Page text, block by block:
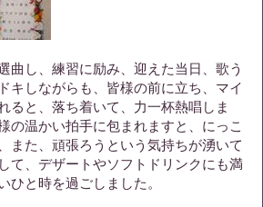
曲し、練習に励み、迎えた当日、歌う
キしながらも、皆様の前に立ち、マイ
ると、落ち着いて、力一杯熱唱しま
の温かい拍手に包まれますと、にっこ
また、頑張ろうという気持ちが湧いて
て、デザートやソフトドリンクにも満
ひと時を過ごしました。